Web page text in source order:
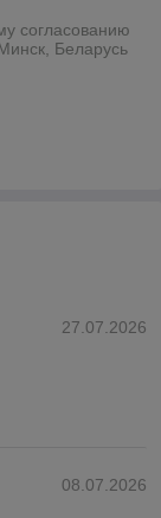
согласованию
Беларусь
27.07.2026
08.07.2026